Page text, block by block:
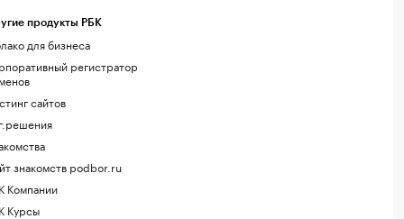
продукты РБК
для бизнеса
регистратор
сайтов
знакомств podbor.ru
Компании
Курсы